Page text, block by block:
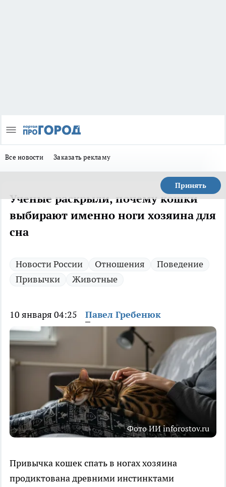
Все новости Заказать рекламу
Принять
Ученые раскрыли, почему кошки
выбирают именно ноги хозяина для
сна
Новости России Отношения
Поведение
Привычки
Животные
10 января 04:25 Павел Гребенюк
Фото ИИ inforostov.ru
Привычка кошек спать в ногах хозяина
продиктована древними инстинктами